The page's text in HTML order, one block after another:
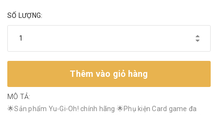
SỐ LƯỢNG:
Thêm vào giỏ hàng
MÔ TẢ:
🌟Sản phẩm Yu-Gi-Oh! chính hãng 🌟Phụ kiện Card game đa